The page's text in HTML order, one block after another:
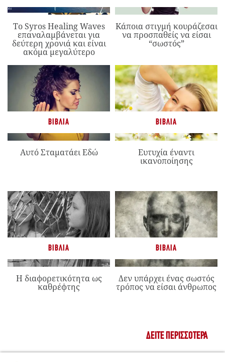
Το Syros Healing Waves
επαναλαμβάνεται για
δεύτερη χρονιά και είναι
ακόμα μεγαλύτερο
Κάποια στιγμή κουράζεσαι
να προσπαθείς να είσαι
“σωστός”
ΒΙΒΛΊΑ
Αυτό Σταματάει Εδώ
ΒΙΒΛΊΑ
Ευτυχία έναντι
ικανοποίησης
ΒΙΒΛΊΑ
Η διαφορετικότητα ως
καθρέφτης
ΒΙΒΛΊΑ
Δεν υπάρχει ένας σωστός
τρόπος να είσαι άνθρωπος
ΔΕΊΤΕ ΠΕΡΙΣΣΌΤΕΡΑ